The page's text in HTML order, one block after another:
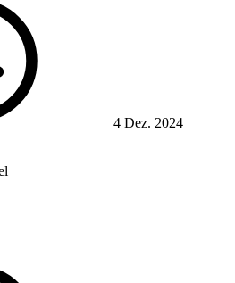
4 Dez. 2024